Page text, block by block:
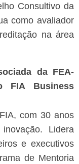
Consultivo da
como avaliador
na área
da FEA-
FIA Business
com 30 anos
Lidera
e executivos
de Mentoria